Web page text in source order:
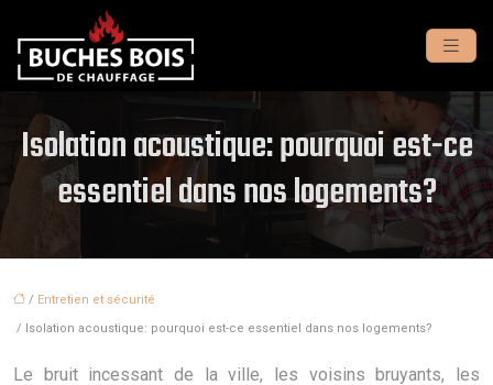
Isolation acoustique: pourquoi est-ce
essentiel dans nos logements?
/ Entretien et sécurité
/ Isolation acoustique: pourquoi est-ce essentiel dans nos logements?
Le bruit incessant de la ville, les voisins bruyants, les